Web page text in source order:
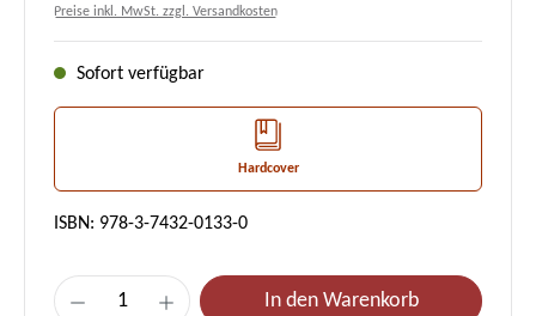
Preise inkl. MwSt. zzgl. Versandkosten
Sofort verfügbar
Hardcover
ISBN: 978-3-7432-0133-0
Produkt Anzahl: Gib den gewünschten
In den Warenkorb